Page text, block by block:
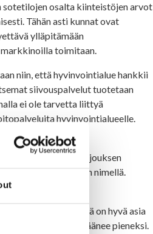
sotetilojen osalta kiinteistöjen arvot
Tähän asti kunnat ovat
ylläpitämään
toimitaan.
niin, että hyvinvointialue hankkii
siivouspalvelut tuotetaan
ei ole tarvetta liittyä
hyvinvointialueelle.
Kainuussa.
Kilpailutuksessa tarjouksen
Työterveys Oy:n nimellä.
umpeen. Tämä on hyvä asia
osalta jäänee pieneksi.